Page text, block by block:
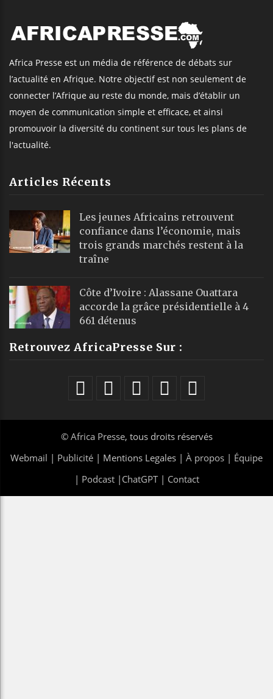
Africa Presse est un média de référence de débats sur
l’actualité en Afrique. Notre objectif est non seulement de
connecter l’Afrique au reste du monde, mais d’établir un
moyen de communication simple et efficace, et ainsi
promouvoir la diversité du continent sur tous les plans de
l'actualité.
Articles Récents
Les jeunes Africains retrouvent
confiance dans l’économie, mais
trois grands marchés restent à la
traîne
Côte d’Ivoire : Alassane Ouattara
accorde la grâce présidentielle à 4
661 détenus
Retrouvez AfricaPresse Sur :
© Africa Presse, tous droits réservés
Webmail | Publicité | Mentions Legales | À propos | Équipe
| Podcast| ChatGPT| Contact